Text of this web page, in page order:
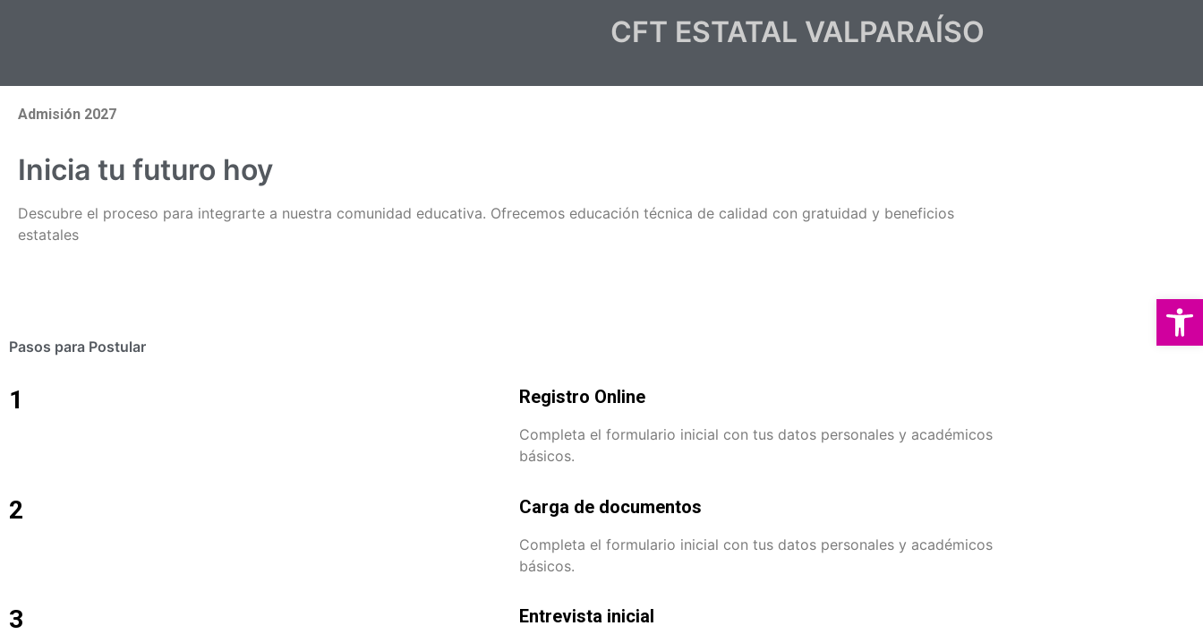
CFT ESTATAL VALPARAÍSO
Admisión 2027
Inicia tu futuro hoy
Descubre el proceso para integrarte a nuestra comunidad educativa. Ofrecemos educación técnica de calidad con gratuidad y beneficios
estatales
Pasos para Postular
1 Registro Online
Completa el formulario inicial con tus datos personales y académicos
básicos.
2 Carga de documentos
Completa el formulario inicial con tus datos personales y académicos
básicos.
3 Entrevista inicial
Abrir